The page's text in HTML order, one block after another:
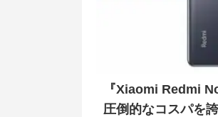
『Xiaomi Redmi
圧倒的なコスパを